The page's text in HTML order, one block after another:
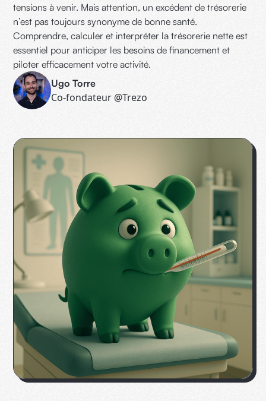
tensions à venir. Mais attention, un excédent de trésorerie
n’est pas toujours synonyme de bonne santé.
Comprendre, calculer et interpréter la trésorerie nette est
essentiel pour anticiper les besoins de financement et
piloter efficacement votre activité.
Ugo Torre
Co-fondateur @Trezo